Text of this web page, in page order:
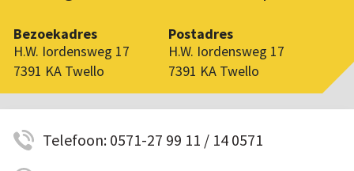
Bezoekadres
H.W. Iordensweg 17
7391 KA Twello
Postadres
H.W. Iordensweg 17
7391 KA Twello
Telefoon: 0571-27 99 11 / 14 0571